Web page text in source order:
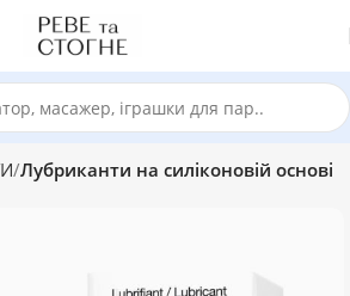
Лубриканти на силіконовій основі